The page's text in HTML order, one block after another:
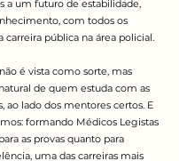
a um futuro de estabilidade,
com todos os
pública na área policial.
é vista como sorte, mas
de quem estuda com as
ao lado dos mentores certos. E
formando Médicos Legistas
as provas quanto para
uma das carreiras mais